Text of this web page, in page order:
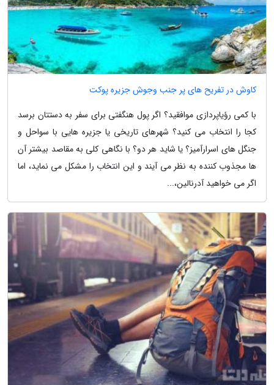
کاوش در تفریح های پر جنب وجوش جزیره پوکت
با کمی رؤیاپردازی موافقید؟ اگر پول هنگفتی برای سفر به دستتان برسد
کجا را انتخاب می کنید؟ شهرهای تاریخی یا جزیره هایی با سواحل و
جنگل های اسرارآمیز؟ یا شاید هر دو؟ با نگاهی کلی به مقاصد بیشتر آن
ها مجذوب کننده به نظر می آیند و این انتخاب را مشکل می نماید، اما
اگر می خواهید آدرنالین،...